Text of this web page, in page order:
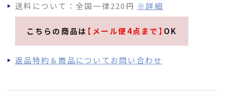
送料について：全国一律220円 ※詳細
こちらの商品は 【メール便4点まで】 OK
返品特約＆商品についてお問い合わせ